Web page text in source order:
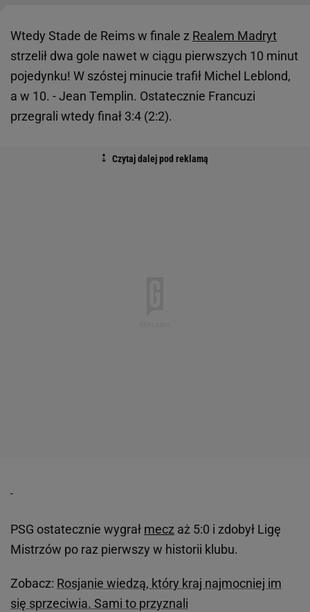
Wtedy Stade de Reims w finale z Realem Madryt
strzelił dwa gole nawet w ciągu pierwszych 10 minut
pojedynku! W szóstej minucie trafił Michel Leblond,
a w 10. - Jean Templin. Ostatecznie Francuzi
przegrali wtedy finał 3:4 (2:2).
PSG ostatecznie wygrał mecz aż 5:0 i zdobył Ligę
Mistrzów po raz pierwszy w historii klubu.
Zobacz: Rosjanie wiedzą, który kraj najmocniej im
się sprzeciwia. Sami to przyznali